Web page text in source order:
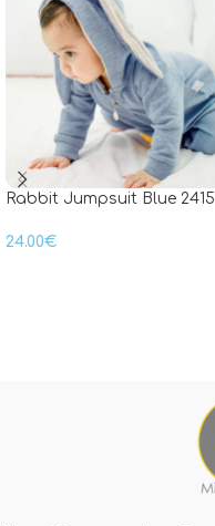
Rabbit Jumpsuit Blue 2415
24.00€